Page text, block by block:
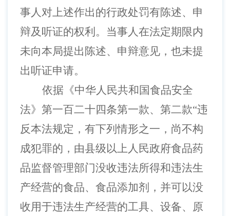
事人对上述作出的行政处罚有陈述、申
辩及听证的权利。当事人在法定期限内
未向本局提出陈述、申辩意见，也未提
出听证申请。
依据《中华人民共和国食品安全
法》第一百二十四条第一款、第二款“违
反本法规定，有下列情形之一，尚不构
成犯罪的，由县级以上人民政府食品药
品监督管理部门没收违法所得和违法生
产经营的食品、食品添加剂，并可以没
收用于违法生产经营的工具、设备、原